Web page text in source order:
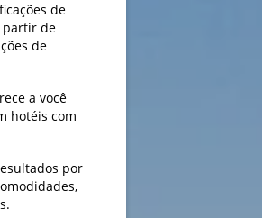
de
partir de
de
a você
hotéis com
por